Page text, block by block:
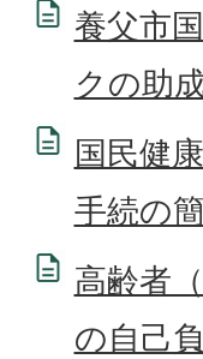
養父市
クの助
国民健
手続の
高齢者
の自己